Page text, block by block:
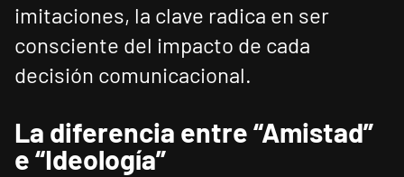
imitaciones, la clave radica en ser
consciente del impacto de cada
decisión comunicacional.
La diferencia entre “Amistad”
e “Ideología”